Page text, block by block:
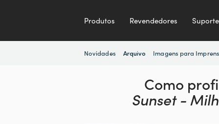
Produtos Revendedores Suporte
Novidades Arquivo Imagens para
Como
Sunset -